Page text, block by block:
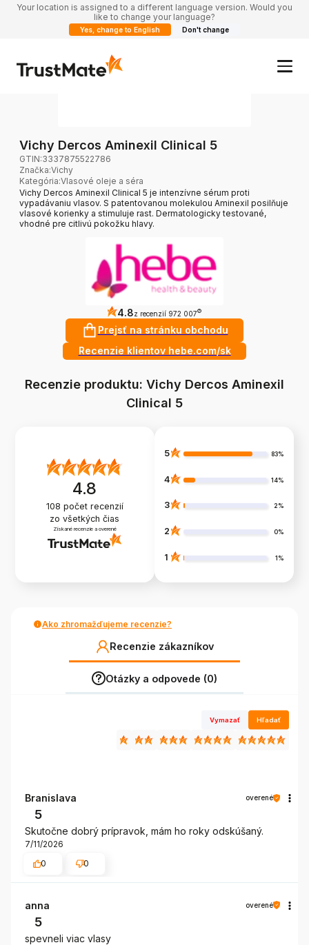
Your location is assigned to a different language version. Would you
like to change your language?
Yes, change to English Don't change
Vichy Dercos Aminexil Clinical 5
GTIN:3337875522786
Značka:Vichy
Kategória:Vlasové oleje a séra
Vichy Dercos Aminexil Clinical 5 je intenzívne sérum proti
vypadávaniu vlasov. S patentovanou molekulou Aminexil posilňuje
vlasové korienky a stimuluje rast. Dermatologicky testované,
vhodné pre citlivú pokožku hlavy.
4.8z recenzií 972 007 ?
Prejsť na stránku obchodu
Recenzie klientov hebe.com/sk
Recenzie produktu: Vichy Dercos Aminexil
Clinical 5
4.8
108 počet recenzií
zo všetkých čias
Získané recenzie a overené
5 83%
4 14%
3 2%
2 0%
1 1%
Ako zhromažďujeme recenzie?
Recenzie zákazníkov
Otázky a odpovede (0)
Vymazať Hľadať
Branislava overené
5
Skutočne dobrý prípravok, mám ho roky odskúšaný.
7/11/2026
0
0
anna overené
5
spevneli viac vlasy